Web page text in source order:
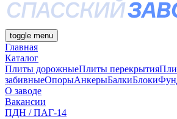
toggle menu
Главная
Каталог
Плиты дорожныеПлиты перекрытия
забивныеОпорыАнкерыБалкиБлоки
О заводе
Вакансии
ПДН / ПАГ-14